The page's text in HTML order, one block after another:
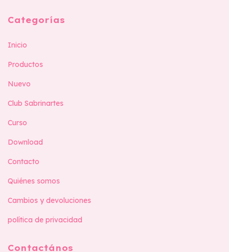
Categorías
Inicio
Productos
Nuevo
Club Sabrinartes
Curso
Download
Contacto
Quiénes somos
Cambios y devoluciones
política de privacidad
Contactános